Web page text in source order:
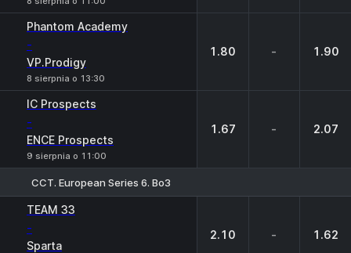
Phantom Academy
-
VP.Prodigy
8 sierpnia o 13:30
1.80 - 1.90
IC Prospects
-
ENCE Prospects
9 sierpnia o 11:00
1.67 - 2.07
CCT. European Series 6. Bo3
TEAM 33
-
Sparta
2.10 - 1.62